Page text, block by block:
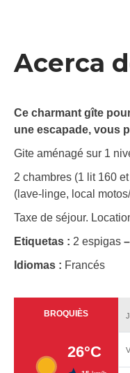
Acerca
Ce charmant gîte
une escapade, vous
Gite aménagé sur 1
2 chambres (1 lit 160
(lave-linge, local
Taxe de séjour.
Etiquetas : 2 espigas –
Idiomas : Francés